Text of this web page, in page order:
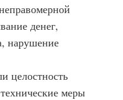
денег,
нарушение
целостность
меры